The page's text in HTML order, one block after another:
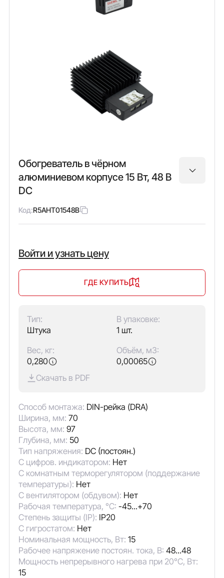
Обогреватель в чёрном
алюминиевом корпусе 15 Вт, 48 В
DC
Код:R5AHT01548B
Войти и узнать цену
ГДЕ КУПИТЬ
Тип:
Штука
В упаковке:
1 шт.
Вес, кг:
0,280
Объём, м3:
0,00065
Скачать в PDF
Способ монтажа: DIN-рейка (DRA)
Ширина, мм: 70
Высота, мм: 97
Глубина, мм: 50
Тип напряжения: DC (постоян.)
С цифров. индикатором: Нет
С комнатным терморегулятором (поддержание
температуры): Нет
С вентилятором (обдувом): Нет
Рабочая температура, °C: -45...+70
Степень защиты (IP): IP20
С гигростатом: Нет
Номинальная мощность, Вт: 15
Рабочее напряжение постоян. тока, В: 48...48
Мощность непрерывного нагрева при 20°C, Вт:
15